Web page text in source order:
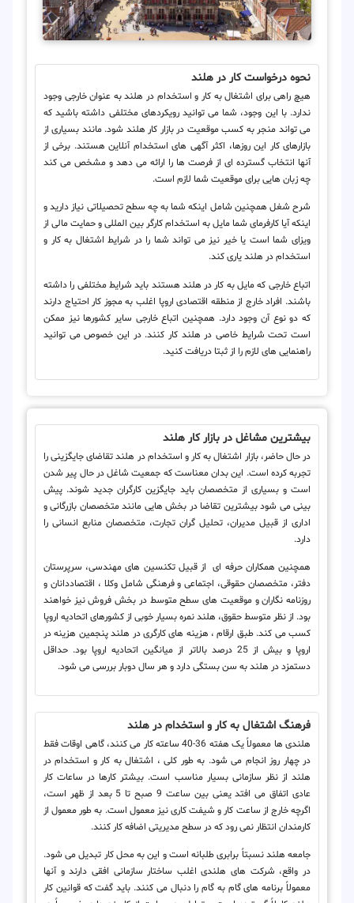
نحوه درخواست کار در هلند
هیچ راهی برای اشتغال به کار و استخدام در هلند به عنوان خارجی وجود
ندارد. با این وجود، شما می توانید رویکردهای مختلفی داشته باشید که
می تواند منجر به کسب موقعیت در بازار کار هلند شود. مانند بسیاری از
بازارهای کار این روزها، اکثر آگهی های استخدام آنلاین هستند. برخی از
آنها انتخاب گسترده ای از فرصت ها را ارائه می دهد و مشخص می کند
چه زبان هایی برای موقعیت شما لازم است.
شرح شغل همچنین شامل اینکه شما به چه سطح تحصیلاتی نیاز دارید و
اینکه آیا کارفرمای شما مایل به استخدام کارگر بین المللی و حمایت مالی از
ویزای شما است یا خیر نیز می تواند شما را در شرایط اشتغال به کار و
استخدام در هلند یاری کند.
اتباع خارجی که مایل به کار در هلند هستند باید شرایط مختلفی را داشته
باشند. افراد خارج از منطقه اقتصادی اروپا اغلب به مجوز کار احتیاج دارند
که دو نوع آن وجود دارد. همچنین اتباع خارجی سایر کشورها نیز ممکن
است تحت شرایط خاصی در هلند کار کنند. در این خصوص می توانید
راهنمایی های لازم را از ثبتا دریافت کنید.
بیشترین مشاغل در بازار کار هلند
در حال حاضر، بازار اشتغال به کار و استخدام در هلند تقاضای جایگزینی را
تجربه کرده است. این بدان معناست که جمعیت شاغل در حال پیر شدن
است و بسیاری از متخصصان باید جایگزین کارگران جدید شوند. پیش
بینی می شود بیشترین تقاضا در بخش هایی مانند متخصصان بازرگانی و
اداری از قبیل مدیران، تحلیل گران تجارت، متخصصان منابع انسانی را
دارد.
همچنین همکاران حرفه ای از قبیل تکنسین های مهندسی، سرپرستان
دفتر، متخصصان حقوقی، اجتماعی و فرهنگی شامل وکلا ، اقتصاددانان و
روزنامه نگاران و موقعیت های سطح متوسط در بخش فروش نیز خواهند
بود. از نظر متوسط ​​حقوق، هلند نمره بسیار خوبی از کشورهای اتحادیه اروپا
کسب می کند. طبق ارقام ، هزینه های کارگری در هلند پنجمین هزینه در
اروپا و بیش از 25 درصد بالاتر از میانگین اتحادیه اروپا بود. حداقل
دستمزد در هلند به سن بستگی دارد و هر سال دوبار بررسی می شود.
فرهنگ اشتغال به کار و استخدام در هلند
هلندی ها معمولاً یک هفته 36-40 ساعته کار می کنند، گاهی اوقات فقط
در چهار روز انجام می شود. به طور کلی ، اشتغال به کار و استخدام در
هلند از نظر سازمانی بسیار مناسب است. بیشتر کارها در ساعات کار
عادی اتفاق می افتد یعنی بین ساعت 9 صبح تا 5 بعد از ظهر است،
اگرچه خارج از ساعت کار و شیفت کاری نیز معمول است. به طور معمول از
کارمندان انتظار نمی رود که در سطح مدیریتی اضافه کار کنند.
جامعه هلند نسبتاً برابری طلبانه است و این به محل کار تبدیل می شود.
در واقع، شرکت های هلندی اغلب ساختار سازمانی افقی دارند و آنها
معمولاً برنامه های گام به گام را دنبال می کنند. باید گفت که قوانین کار